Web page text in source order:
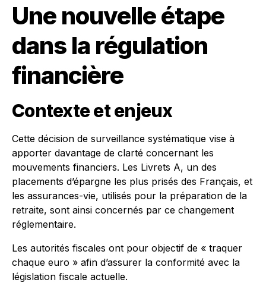
Une nouvelle étape
dans la régulation
financière
Contexte et enjeux
Cette décision de surveillance systématique vise à
apporter davantage de clarté concernant les
mouvements financiers. Les Livrets A, un des
placements d’épargne les plus prisés des Français, et
les assurances-vie, utilisés pour la préparation de la
retraite, sont ainsi concernés par ce changement
réglementaire.
Les autorités fiscales ont pour objectif de « traquer
chaque euro » afin d’assurer la conformité avec la
législation fiscale actuelle.